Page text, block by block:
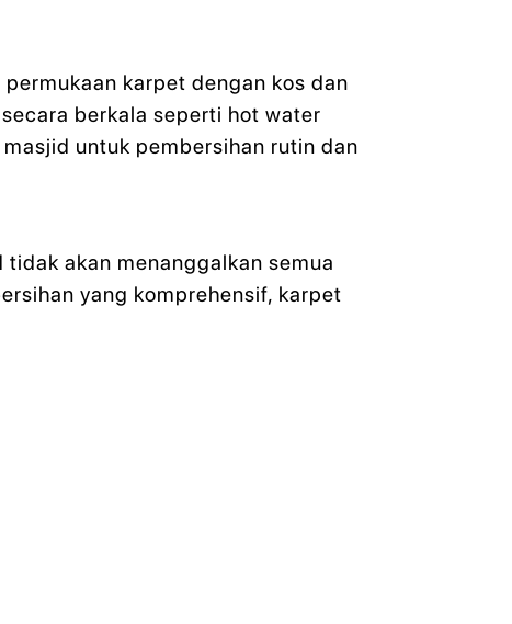
karpet dengan kos dan
berkala seperti hot water
untuk pembersihan rutin dan
akan menanggalkan semua
yang komprehensif, karpet